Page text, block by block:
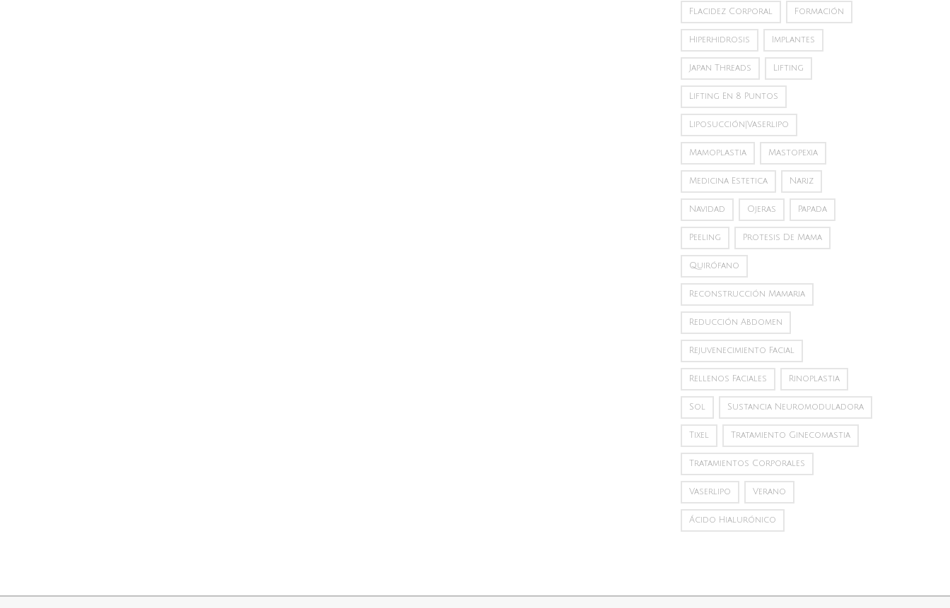
Flacidez Corporal Formación
Hiperhidrosis Implantes
Japan Threads Lifting
Lifting En 8 Puntos
Liposucción|vaserlipo
Mamoplastia Mastopexia
Medicina Estetica Nariz
Navidad Ojeras Papada
Peeling Protesis De Mama
Quirófano
Reconstrucción Mamaria
Reducción Abdomen
Rejuvenecimiento Facial
Rellenos Faciales Rinoplastia
Sol Sustancia Neuromoduladora
Tixel Tratamiento Ginecomastia
Tratamientos Corporales
Vaserlipo Verano
Ácido Hialurónico